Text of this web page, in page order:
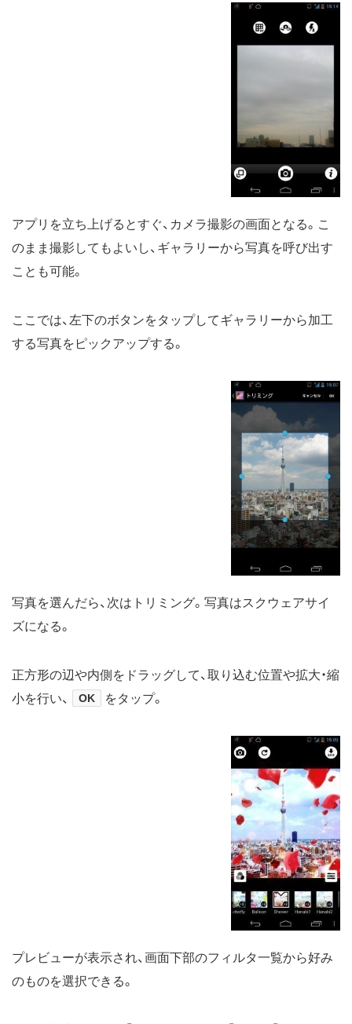
アプリを立ち上げるとすぐ、カメラ撮影の画面となる。こ
のまま撮影してもよいし、ギャラリーから写真を呼び出す
ことも可能。
ここでは、左下のボタンをタップしてギャラリーから加工
する写真をピックアップする。
写真を選んだら、次はトリミング。写真はスクウェアサイ
ズになる。
正方形の辺や内側をドラッグして、取り込む位置や拡大・縮
小を行い、
OK をタップ。
プレビューが表示され、画面下部のフィルタ一覧から好み
のものを選択できる。